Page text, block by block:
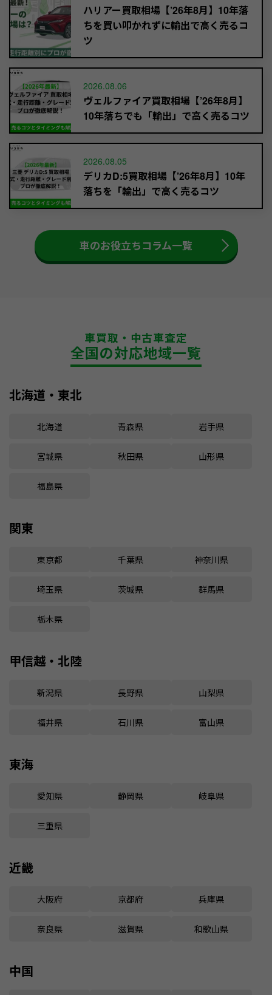
ハリアー買取相場【’26年8月】10年落
ちを買い叩かれずに輸出で高く売るコ
ツ
2026.08.06
ヴェルファイア買取相場【’26年8月】
10年落ちでも「輸出」で高く売るコツ
2026.08.05
デリカD:5買取相場【’26年8月】10年
落ちを「輸出」で高く売るコツ
車のお役立ちコラム一覧
車買取・中古車査定
全国の対応地域一覧
北海道・東北
北海道 青森県 岩手県
宮城県 秋田県 山形県
福島県
関東
東京都 千葉県 神奈川県
埼玉県 茨城県 群馬県
栃木県
甲信越・北陸
新潟県 長野県 山梨県
福井県 石川県 富山県
東海
愛知県 静岡県 岐阜県
三重県
近畿
大阪府 京都府 兵庫県
奈良県 滋賀県 和歌山県
中国